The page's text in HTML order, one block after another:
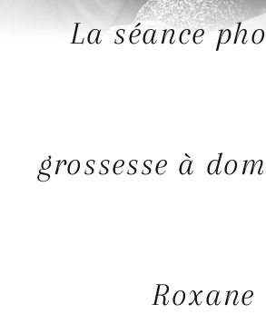
La séance
grossesse à
Roxane